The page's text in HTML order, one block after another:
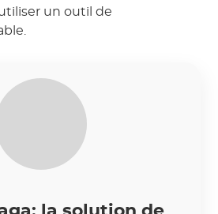
un outil de